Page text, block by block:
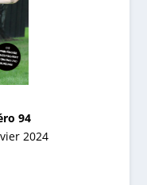
94
2024